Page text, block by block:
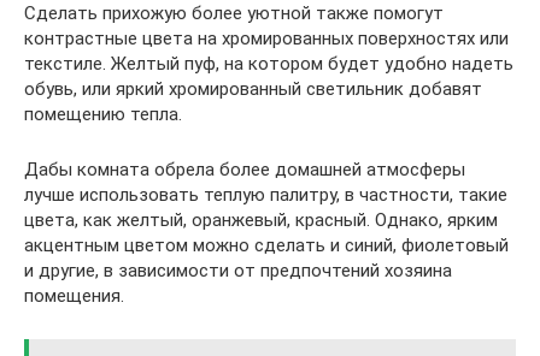
Сделать прихожую более уютной также помогут
контрастные цвета на хромированных поверхностях или
текстиле. Желтый пуф, на котором будет удобно надеть
обувь, или яркий хромированный светильник добавят
помещению тепла.
Дабы комната обрела более домашней атмосферы
лучше использовать теплую палитру, в частности, такие
цвета, как желтый, оранжевый, красный. Однако, ярким
акцентным цветом можно сделать и синий, фиолетовый
и другие, в зависимости от предпочтений хозяина
помещения.